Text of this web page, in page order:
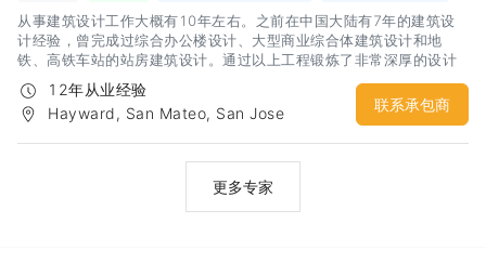
从事建筑设计工作大概有10年左右。之前在中国大陆有7年的建筑设
计经验，曾完成过综合办公楼设计、大型商业综合体建筑设计和地
铁、高铁车站的站房建筑设计。通过以上工程锻炼了非常深厚的设计
功底。同时对于不同性质的建筑具有非常敏锐的设计思路和出发点。
建筑内部的空间营造和变化也具备一定的实力。目前在北美从事家建
行业的建筑设计，通过一定的经验积累，对于湾区各个city的code和
12年从业经验
Hayward, San Mateo, San Jose
联系承包商
更多专家